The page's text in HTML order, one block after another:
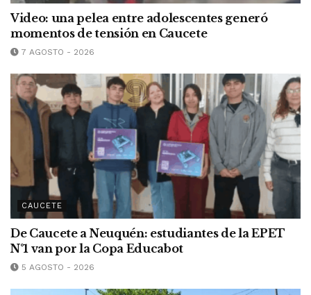
Video: una pelea entre adolescentes generó
momentos de tensión en Caucete
7 AGOSTO - 2026
CAUCETE
De Caucete a Neuquén: estudiantes de la EPET
N°1 van por la Copa Educabot
5 AGOSTO - 2026